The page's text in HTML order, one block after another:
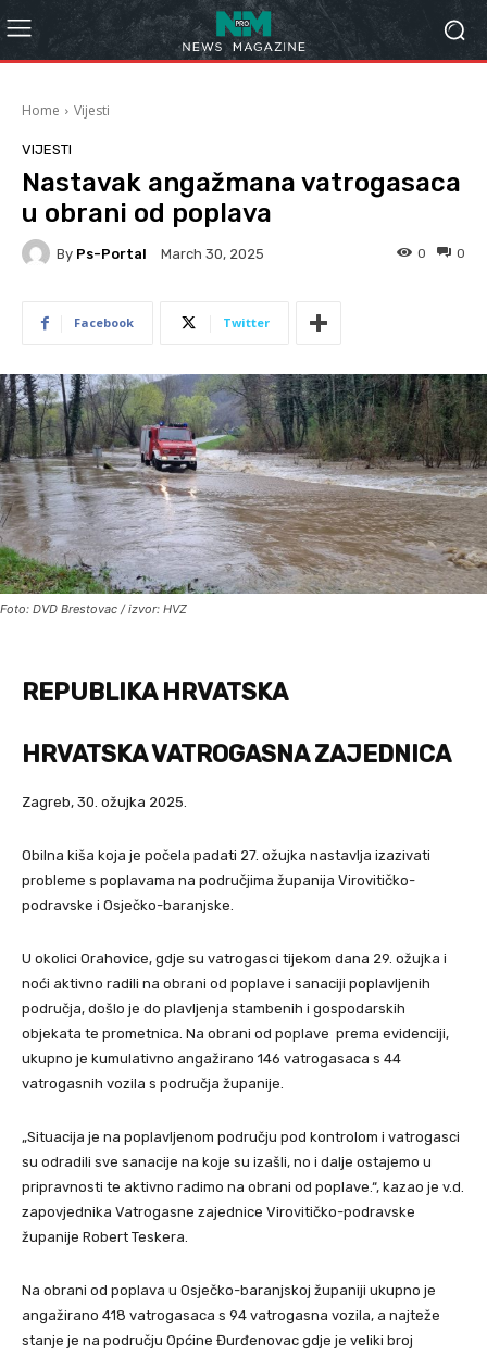
Home Vijesti
VIJESTI
Nastavak angažmana vatrogasaca
u obrani od poplava
By Ps-Portal March 30, 2025 0
0
Facebook Twitter
Foto: DVD Brestovac / izvor: HVZ
REPUBLIKA HRVATSKA
HRVATSKA VATROGASNA ZAJEDNICA
Zagreb, 30. ožujka 2025.
Obilna kiša koja je počela padati 27. ožujka nastavlja izazivati
probleme s poplavama na područjima županija Virovitičko-
podravske i Osječko-baranjske.
U okolici Orahovice, gdje su vatrogasci tijekom dana 29. ožujka i
noći aktivno radili na obrani od poplave i sanaciji poplavljenih
područja, došlo je do plavljenja stambenih i gospodarskih
objekata te prometnica. Na obrani od poplave prema evidenciji,
ukupno je kumulativno angažirano 146 vatrogasaca s 44
vatrogasnih vozila s područja županije.
„Situacija je na poplavljenom području pod kontrolom i vatrogasci
su odradili sve sanacije na koje su izašli, no i dalje ostajemo u
pripravnosti te aktivno radimo na obrani od poplave.“, kazao je v.d.
zapovjednika Vatrogasne zajednice Virovitičko-podravske
županije Robert Teskera.
Na obrani od poplava u Osječko-baranjskoj županiji ukupno je
angažirano 418 vatrogasaca s 94 vatrogasna vozila, a najteže
stanje je na području Općine Đurđenovac gdje je veliki broj